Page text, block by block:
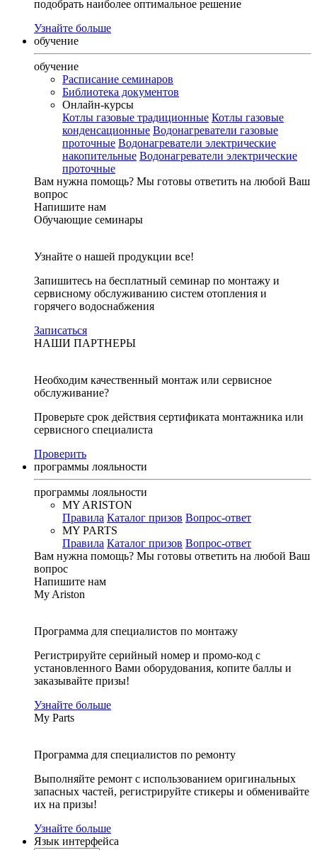
подобрать наиболее оптимальное решение
Узнайте больше
обучение
обучение
Расписание семинаров
Библиотека документов
Онлайн-курсы
Котлы газовые традиционные Котлы газовые
конденсационные Водонагреватели газовые
проточные Водонагреватели электрические
накопительные Водонагреватели электрические
проточные
Вам нужна помощь? Мы готовы ответить на любой Ваш
вопрос
Напишите нам
Обучающие семинары
Узнайте о нашей продукции все!
Запишитесь на бесплатный семинар по монтажу и
сервисному обслуживанию систем отопления и
горячего водоснабжения
Записаться
НАШИ ПАРТНЕРЫ
Необходим качественный монтаж или сервисное
обслуживание?
Проверьте срок действия сертификата монтажника или
сервисного специалиста
Проверить
программы лояльности
программы лояльности
MY ARISTON
Правила Каталог призов Вопрос-ответ
MY PARTS
Правила Каталог призов Вопрос-ответ
Вам нужна помощь? Мы готовы ответить на любой Ваш
вопрос
Напишите нам
My Ariston
Программа для специалистов по монтажу
Регистрируйте серийный номер и промо-код с
установленного Вами оборудования, копите баллы и
заказывайте призы!
Узнайте больше
My Parts
Программа для специалистов по ремонту
Выполняйте ремонт с использованием оригинальных
запасных частей, регистрируйте стикеры и обменивайте
их на призы!
Узнайте больше
Язык интерфейса